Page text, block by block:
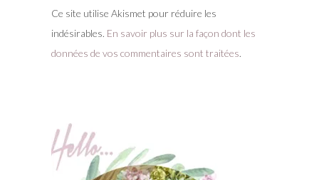
Ce site utilise Akismet pour réduire les
indésirables. En savoir plus sur la façon dont les
données de vos commentaires sont traitées.